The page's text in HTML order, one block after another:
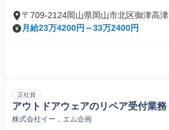
〒709-2124岡山県岡山市北区御津高津
月給23万4200円～33万2400円
正社員
アウトドアウェアのリペア受付業務
株式会社イー．エム企画